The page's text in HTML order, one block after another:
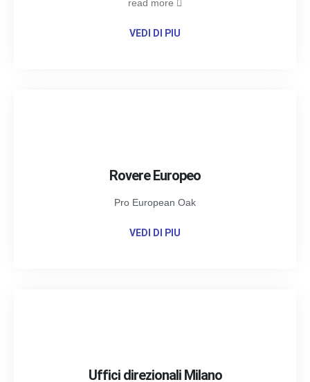
VEDI DI PIU
read more
VEDI DI PIU
Rovere Europeo
Pro European Oak
Uffici direzionali Milano